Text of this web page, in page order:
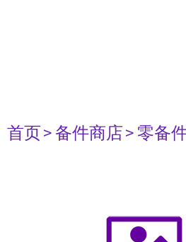
首页> 备件商店> 零备